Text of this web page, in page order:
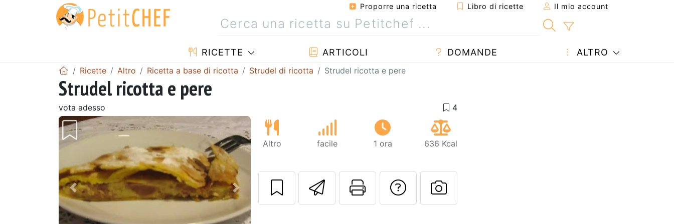
Proporre una ricetta Libro di ricette Il mio account
RICETTE ARTICOLI DOMANDE ALTRO
Ricette Altro Ricetta a base di ricotta Strudel di ricotta Strudel ricotta e pere
Strudel ricotta e pere
vota adesso
Precedente Prossimo
Altro facile 1 ora 636 Kcal
Invia questa ricetta ad un amico
Stampa la ricetta
Contatta l'autore della Ricetta
Pubblica la foto di questa